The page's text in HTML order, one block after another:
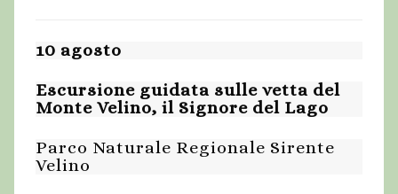
10 agosto
Escursione guidata sulle vetta del
Monte Velino, il Signore del Lago
Parco Naturale Regionale Sirente
Velino